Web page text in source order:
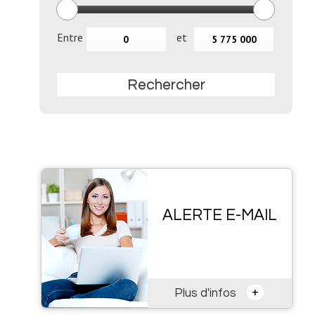
Entre et
Rechercher
ALERTE E-MAIL
Plus d'infos +